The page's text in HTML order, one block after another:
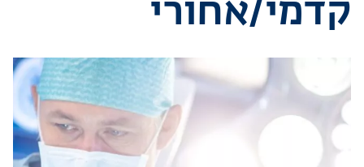
התמחויות
ניתוחים
קדמי/אחורי